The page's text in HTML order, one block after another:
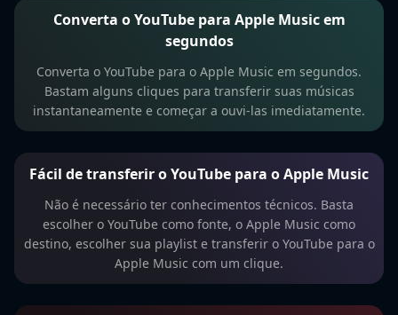
Converta o YouTube para Apple Music em
segundos
Converta o YouTube para o Apple Music em segundos.
Bastam alguns cliques para transferir suas músicas
instantaneamente e começar a ouvi-las imediatamente.
Fácil de transferir o YouTube para o Apple Music
Não é necessário ter conhecimentos técnicos. Basta
escolher o YouTube como fonte, o Apple Music como
destino, escolher sua playlist e transferir o YouTube para o
Apple Music com um clique.